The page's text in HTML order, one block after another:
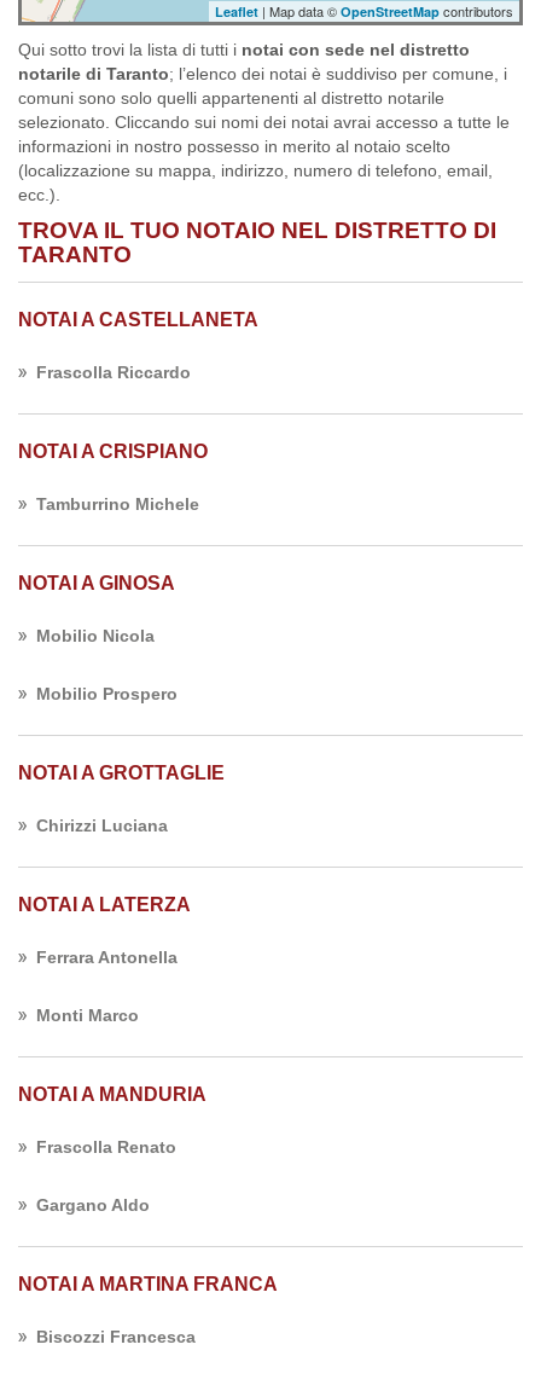
Leaflet | Map data © OpenStreetMap contributors
Qui sotto trovi la lista di tutti i notai con sede nel distretto
notarile di Taranto; l’elenco dei notai è suddiviso per comune, i
comuni sono solo quelli appartenenti al distretto notarile
selezionato. Cliccando sui nomi dei notai avrai accesso a tutte le
informazioni in nostro possesso in merito al notaio scelto
(localizzazione su mappa, indirizzo, numero di telefono, email,
ecc.).
TROVA IL TUO NOTAIO NEL DISTRETTO DI
TARANTO
NOTAI A CASTELLANETA
Frascolla Riccardo
NOTAI A CRISPIANO
Tamburrino Michele
NOTAI A GINOSA
Mobilio Nicola
Mobilio Prospero
NOTAI A GROTTAGLIE
Chirizzi Luciana
NOTAI A LATERZA
Ferrara Antonella
Monti Marco
NOTAI A MANDURIA
Frascolla Renato
Gargano Aldo
NOTAI A MARTINA FRANCA
Biscozzi Francesca